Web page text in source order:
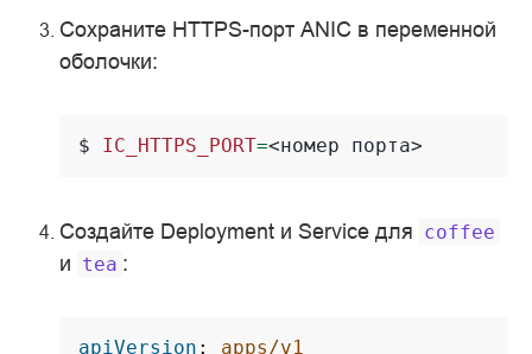
Сохраните HTTPS-порт ANIC в переменной
оболочки:
$ IC_HTTPS_PORT=<номер
Создайте Deployment и Service для coffee
и tea :
apiVersion :
apps/v1